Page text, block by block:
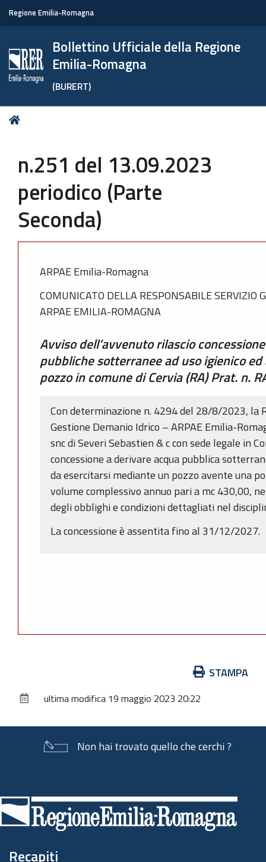
Regione Emilia-Romagna
Bollettino Ufficiale della Regione
Emilia-Romagna
(BURERT)
Tu
n.251 del 13.09.2023
periodico (Parte
Seconda)
ARPAE Emilia-Romagna
COMUNICATO DELLA RESPONSABILE SERVIZIO
ARPAE EMILIA-ROMAGNA
Avviso dell’avvenuto rilascio
pubbliche sotterranee ad uso igienico
pozzo in comune di Cervia (RA) Prat. n.
Con determinazione n. 4294 del 28/8/2023, la
Gestione Demanio Idrico – ARPAE Emilia-
snc di Severi Sebastien & c con sede legale in
concessione a derivare acqua pubblica
da esercitarsi mediante un pozzo avente una
volume complessivo annuo pari a mc 430,00,
degli obblighi e condizioni dettagliati nel
La concessione è assentita fino al 31/12/2027.
documento
STAMPA
ultima modifica 19 maggio 2023 20:22
Non hai trovato quello che cerchi ?
di
pagina
Recapiti